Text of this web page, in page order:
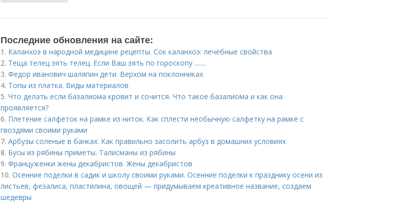
Последние обновления на сайте:
1. Каланхоэ в народной медицине рецепты. Сок каланхоэ: лечебные свойства
2. Теща телец зять телец. Если Ваш зять по гороскопу ........
3. Федор иванович шаляпин дети. Верхом на поклонниках
4. Топы из платка. Виды материалов
5. Что делать если базалиома кровит и сочится. Что такое базалиома и как она
проявляется?
6. Плетение салфеток на рамке из ниток. Как сплести необычную салфетку на рамке с
гвоздями своими руками
7. Арбузы соленые в банках. Как правильно засолить арбуз в домашних условиях
8. Бусы из рябины приметы. Талисманы из рябины
9. Француженки жены декабристов. Жены декабристов
10. Осенние поделки в садик и школу своими руками. Осенние поделки к празднику осени из
листьев, фезалиса, пластилина, овощей — придумываем креативное название, создаем
шедевры